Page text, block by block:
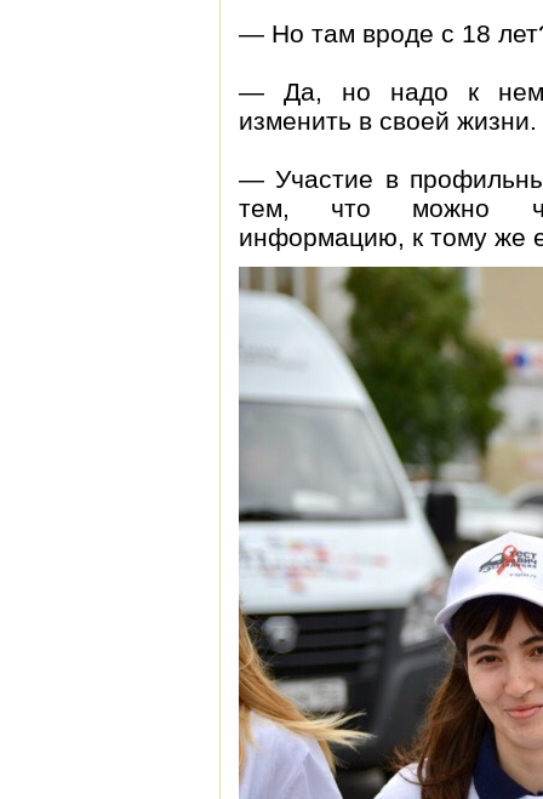
— Но там вроде с 18
— Да, но надо к нему
изменить в своей жизни.
— Участие в
тем, что можно
информацию, к тому же